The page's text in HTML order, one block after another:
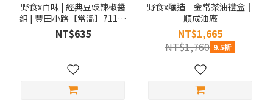
野食x百味 | 經典豆豉辣椒醬
組 | 豐田小路【常溫】711店
到店【永續挺農】【友好專
區】
NT$635
野食x釀造｜金常茶油禮盒｜
順成油廠
NT$1,665
NT$1,760 9.5折